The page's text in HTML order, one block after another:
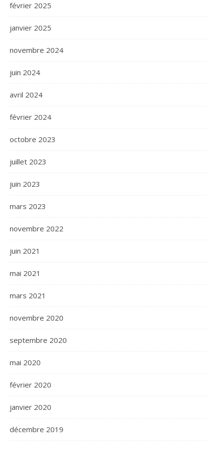
février 2025
janvier 2025
novembre 2024
juin 2024
avril 2024
février 2024
octobre 2023
juillet 2023
juin 2023
mars 2023
novembre 2022
juin 2021
mai 2021
mars 2021
novembre 2020
septembre 2020
mai 2020
février 2020
janvier 2020
décembre 2019